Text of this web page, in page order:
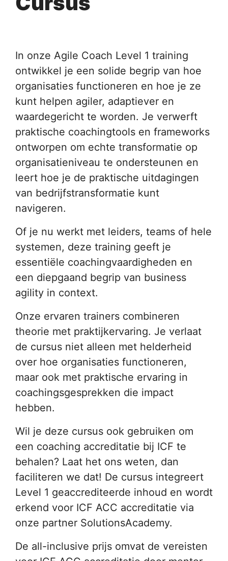
In onze Agile Coach Level 1 training
ontwikkel je een solide begrip van hoe
organisaties functioneren en hoe je ze
kunt helpen agiler, adaptiever en
waardegericht te worden. Je verwerft
praktische coachingtools en frameworks
ontworpen om echte transformatie op
organisatieniveau te ondersteunen en
leert hoe je de praktische uitdagingen
van bedrijfstransformatie kunt
navigeren.
Of je nu werkt met leiders, teams of hele
systemen, deze training geeft je
essentiële coachingvaardigheden en
een diepgaand begrip van business
agility in context.
Onze ervaren trainers combineren
theorie met praktijkervaring. Je verlaat
de cursus niet alleen met helderheid
over hoe organisaties functioneren,
maar ook met praktische ervaring in
coachingsgesprekken die impact
hebben.
Wil je deze cursus ook gebruiken om
een coaching accreditatie bij ICF te
behalen? Laat het ons weten, dan
faciliteren we dat! De cursus integreert
Level 1 geaccrediteerde inhoud en wordt
erkend voor ICF ACC accreditatie via
onze partner SolutionsAcademy.
De all-inclusive prijs omvat de vereisten